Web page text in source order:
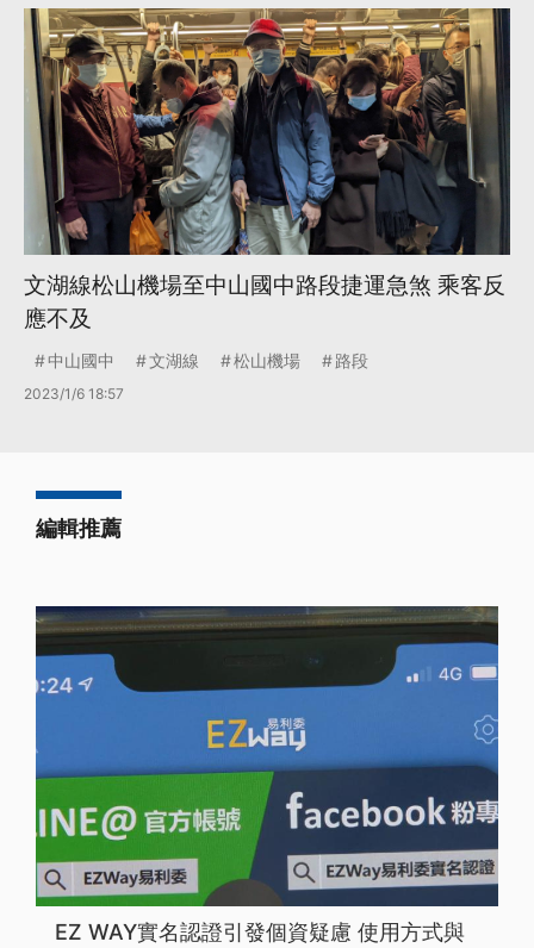
文湖線松山機場至中山國中路段捷運急煞 乘客反
應不及
中山國中 文湖線 松山機場 路段
2023/1/6 18:57
編輯推薦
EZ WAY實名認證引發個資疑慮 使用方式與